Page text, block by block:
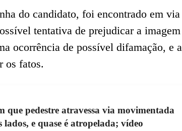
do candidato, foi encontrado em via
tentativa de prejudicar a imagem
ocorrência de possível difamação, e a
os fatos.
pedestre atravessa via movimentada
e quase é atropelada; vídeo